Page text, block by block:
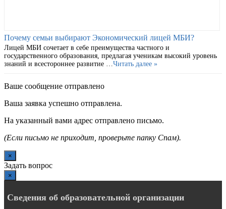
Почему семьи выбирают Экономический лицей МБИ?
Лицей МБИ сочетает в себе преимущества частного и
государственного образования, предлагая ученикам высокий уровень
знаний и всестороннее развитие … Читать далее »
Ваше сообщение отправлено
Ваша заявка успешно отправлена.
На указанный вами адрес отправлено письмо.
(Если письмо не приходит, проверьте папку Спам).
×
Задать вопрос
×
Сведения об образовательной организации